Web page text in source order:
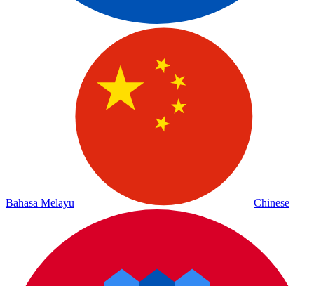
Bahasa Melayu Chinese